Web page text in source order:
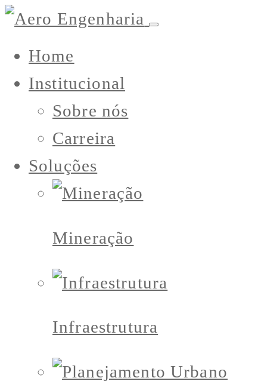
Home
Institucional
Sobre nós
Carreira
Soluções
Mineração
Infraestrutura